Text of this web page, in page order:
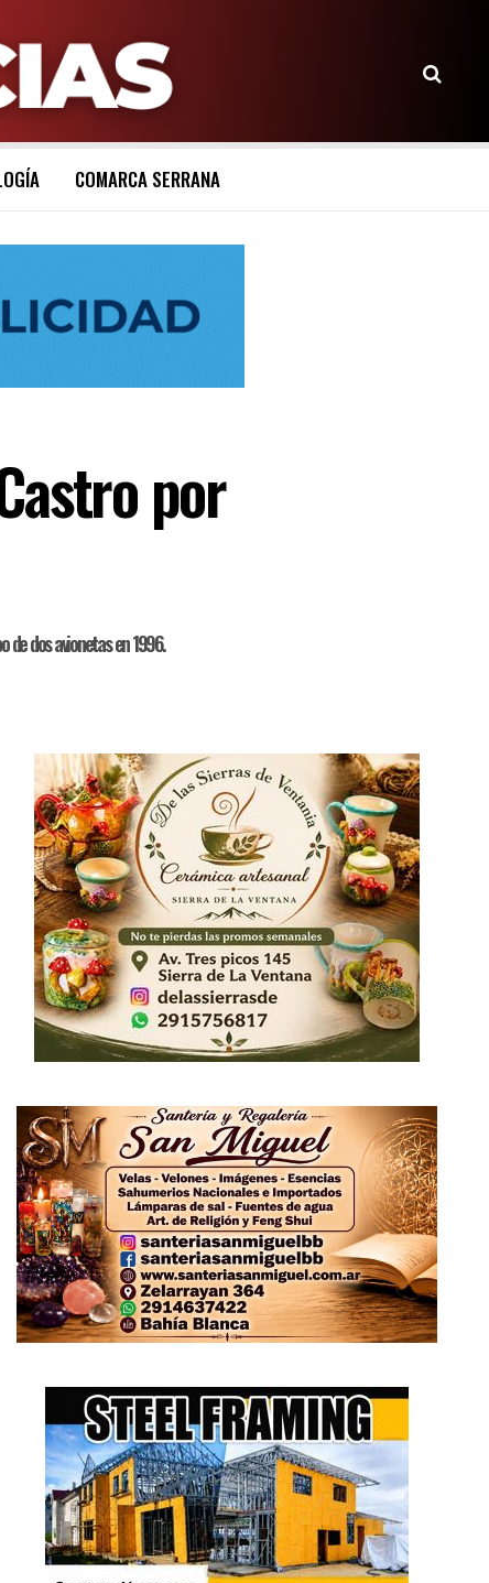
COMARCA SERRANA
por
de dos avionetas en 1996.